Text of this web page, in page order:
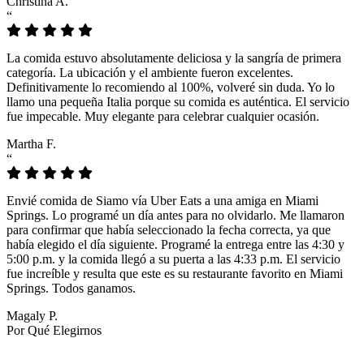
“
La comida estuvo absolutamente deliciosa y la sangría de primera
categoría. La ubicación y el ambiente fueron excelentes.
Definitivamente lo recomiendo al 100%, volveré sin duda. Yo lo
llamo una pequeña Italia porque su comida es auténtica. El servicio
fue impecable. Muy elegante para celebrar cualquier ocasión.
Martha F.
“
Envié comida de Siamo vía Uber Eats a una amiga en Miami
Springs. Lo programé un día antes para no olvidarlo. Me llamaron
para confirmar que había seleccionado la fecha correcta, ya que
había elegido el día siguiente. Programé la entrega entre las 4:30 y
5:00 p.m. y la comida llegó a su puerta a las 4:33 p.m. El servicio
fue increíble y resulta que este es su restaurante favorito en Miami
Springs. Todos ganamos.
Magaly P.
Por Qué Elegirnos